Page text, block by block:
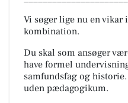
Vi søger lige nu en
kombination.
Du skal som ansøger
have formel
samfundsfag og
uden pædagogikum.